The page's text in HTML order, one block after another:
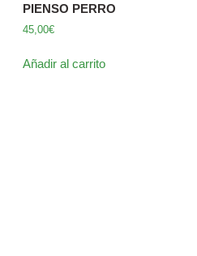
PIENSO PERRO
45,00€
Añadir al carrito